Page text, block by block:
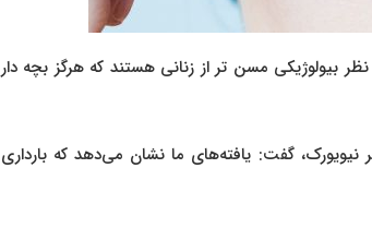
نظر بیولوژیکی مسن تر از زنانی هستند که هرگز بچه دار
نیویورک، گفت: یافته‌های ما نشان می‌دهد که بارداری